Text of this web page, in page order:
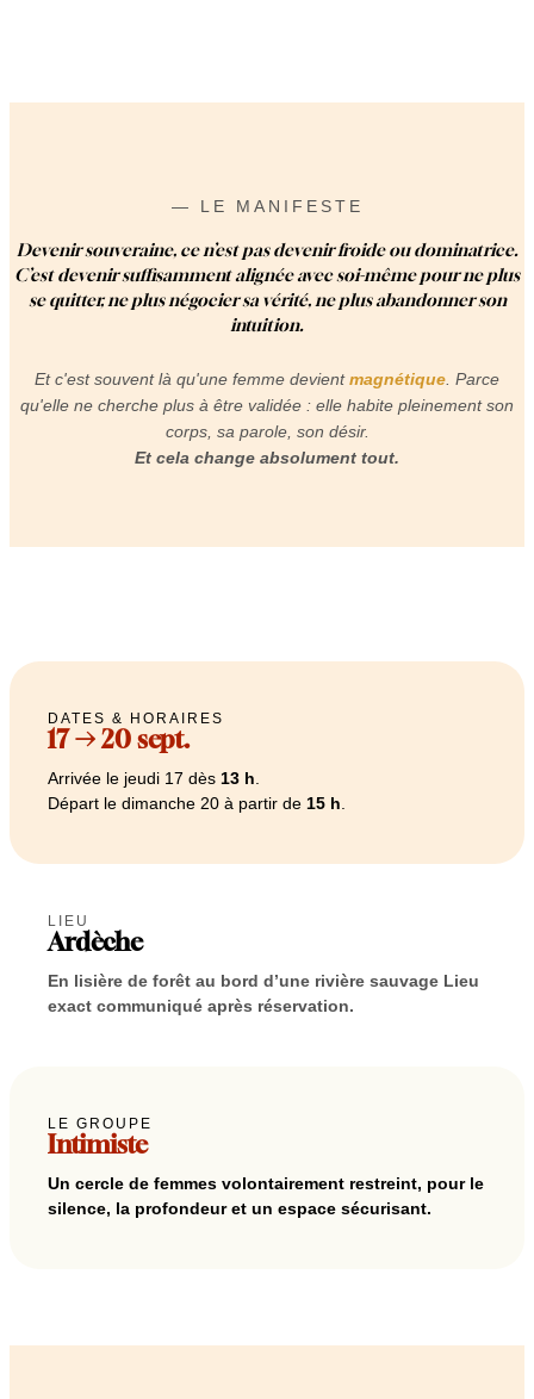
— LE MANIFESTE
Devenir souveraine, ce n’est pas devenir froide ou dominatrice.
C’est devenir suffisamment alignée avec soi-même pour ne plus
se quitter, ne plus négocier sa vérité, ne plus abandonner son
intuition.
Et c'est souvent là qu'une femme devientmagnétique . Parce
qu'elle ne cherche plus à être validée : elle habite pleinement son
corps, sa parole, son désir.
Et cela change absolument tout.
DATES & HORAIRES
17 → 20 sept.
Arrivée le jeudi 17 dès 13 h
Départ le dimanche 20 à partir de 15 h
LIEU
Ardèche
En lisière de forêt au bord d’une rivière sauvage Lieu
exact communiqué après réservation.
LE GROUPE
Intimiste
Un cercle de femmes volontairement restreint, pour le
silence, la profondeur et un espace sécurisant.